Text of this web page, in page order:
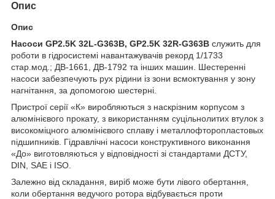
Опис
Опис
Насоси GP2.5K 32L-G363B, GP2.5K 32R-G363B служить для
роботи в гідросистемі навантажувачів рекорд 1/1733
стар.мод.; ДВ-1661, ДВ-1792 та інших машин. Шестеренні
насоси забезпечують рух рідини із зони всмоктування у зону
нагнітання, за допомогою шестерні.
Пристрої серії «К» виробляються з наскрізним корпусом з
алюмінієвого прокату, з використанням суцільнолитих втулок з
високоміцного алюмінієвого сплаву і металлофторопластовых
підшипників. Гідравлічні насоси конструктивного виконання
«До» виготовляються у відповідності зі стандартами ДСТУ,
DIN, SAE і ISO.
Залежно від складання, виріб може бути лівого обертання,
коли обертання ведучого ротора відбувається проти